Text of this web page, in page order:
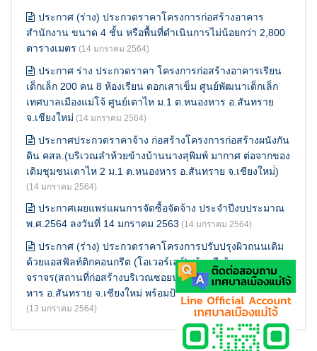
ประกาศ (ร่าง) ประกวดราคาโครงการก่อสร้างอาคาร
สำนักงาน ขนาด 4 ชั้น หรือพื้นที่ดำเนินการไม่น้อยกว่า 2,800
ตารางเมตร (14 มกราคม 2564)
ประกาศ ร่าง ประกวดราคา โครงการก่อสร้างอาคารเรียน
เด็กเล็ก 200 คน 8 ห้องเรียน ดอกเสาเข็ม ศูนย์พัฒนาเด็กเล็ก
เทศบาลเมืองแม่โจ้ ศูนย์เตาไห ม.1 ต.หนองหาร อ.สันทราย
จ.เชียงใหม่ (14 มกราคม 2564)
ประกาศประกวดราคาจ้าง ก่อสร้างโครงการก่อสร้างผนังกัน
ดิน คสล.(บริเวณลำห้วยข้างบ้านนางสุพิมพ์ มากาศ ต่อจากของ
เดิมชุมชนเตาไห 2 ม.1 ต.หนองหาร อ.สันทราย จ.เชียงใหม่่)
(14 มกราคม 2564)
ประกาศเผยแพร่แผนการจัดซื้อจัดจ้าง ประจำปีงบประมาณ
พ.ศ.2564 ลงวันที่ 14 มกราคม 2563 (14 มกราคม 2564)
ประกาศ (ร่าง) ประกวดราคาโครงการปรับปรุงผิวถนนเดิม
ด้วยแอสฟัลท์ติกคอนกรีต (โอเวอร์เลย์)พร้อมตีเส้น
จราจร(สถานที่ก่อสร้างบริเวณซอยนครบาดาล)ม.5 ต.หนอง
หาร อ.สันทราย จ.เชียงใหม่ พร้อมป้ายโครงการ จำนวน 1 ป้าย
(13 มกราคม 2564)